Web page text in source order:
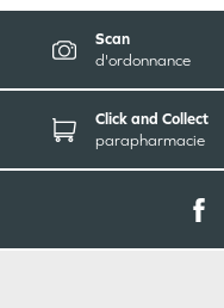
Scan
d'ordonnance
Click and Collect
parapharmacie